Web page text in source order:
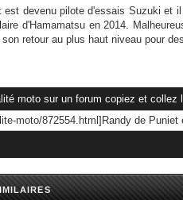
est devenu pilote d'essais Suzuki et
d'Hamamatsu en 2014.
retour au plus haut niveau pour
moto sur un forum copiez et collez